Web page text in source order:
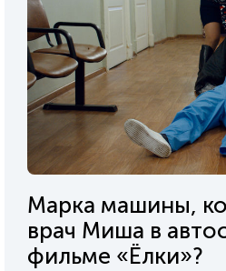
Марка машины,
врач Миша в
фильме «Ёлки»?